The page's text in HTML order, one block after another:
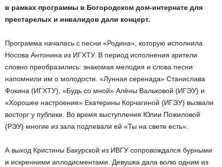
в рамках программы в Богородском дом-интернате для
престарелых и инвалидов дали концерт.
Программа началась с песни «Родина», которую исполнила
Носова Антонина из ИГХТУ. В период исполнения зрители
словно преобразились: знакомая мелодия и слова песни
напомнили им о молодости. «Лунная серенада» Станислава
Фокина (ИГХТУ), «Будь со мной» Алёны Вальковой (ИГЭУ) и
«Хорошее настроение» Екатерины Корчагиной (ИГЭУ) вызвали
восторг у публики. Во время выступления Юлии Пожиловой
(РЭУ) многие из зала подпевали ей «Ты на свете есть».
А выход Кристины Бакурской из ИВГУ сопровождался бурными
и искренними аплодисментами. Девушка дала волю одним из